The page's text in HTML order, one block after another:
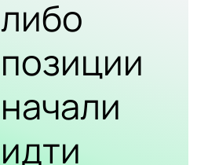
либо
позиции
начали
идти